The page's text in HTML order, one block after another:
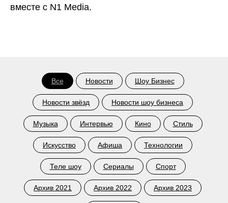
вместе с N1 Media.
Все Новости Шоу Бизнес
Новости звёзд Новости шоу бизнеса
Музыка Интервью Кино Стиль
Искусство Афиша Технологии
Теле шоу Сериалы Спорт
Архив 2021 Архив 2022 Архив 2023